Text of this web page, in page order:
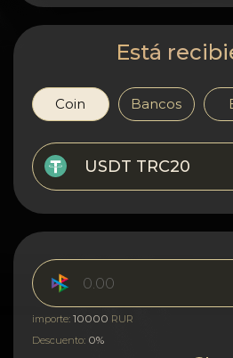
Reputación
Mapa del sitio
importe: 10000 RUR
Descuento: 0%
Está
Coin Bancos
USDT TRC20